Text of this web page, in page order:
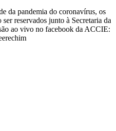
da pandemia do coronavírus, os
reservados junto à Secretaria da
ao vivo no facebook da ACCIE: